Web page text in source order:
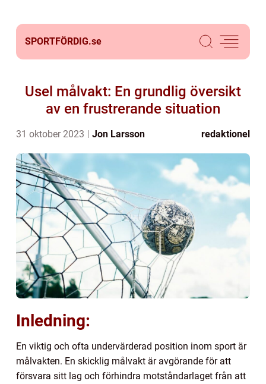
SPORTFÖRDIG.se
Usel målvakt: En grundlig översikt
av en frustrerande situation
31 oktober 2023 Jon Larsson redaktionel
Inledning:
En viktig och ofta undervärderad position inom sport är
målvakten. En skicklig målvakt är avgörande för att
försvara sitt lag och förhindra motståndarlaget från att